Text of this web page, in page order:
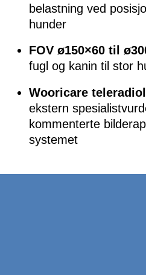
belastning ved
hunder
FOV ø150×60 til
fugl og kanin til stor
Wooricare
ekstern
kommenterte
systemet